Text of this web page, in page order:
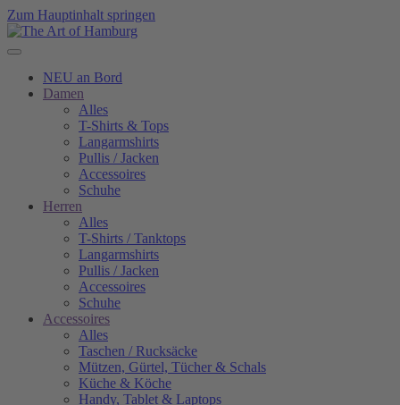
Zum Hauptinhalt springen
NEU an Bord
Damen
Alles
T-Shirts & Tops
Langarmshirts
Pullis / Jacken
Accessoires
Schuhe
Herren
Alles
T-Shirts / Tanktops
Langarmshirts
Pullis / Jacken
Accessoires
Schuhe
Accessoires
Alles
Taschen / Rucksäcke
Mützen, Gürtel, Tücher & Schals
Küche & Köche
Handy, Tablet & Laptops